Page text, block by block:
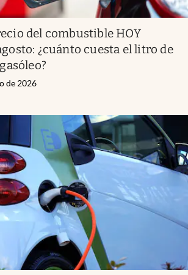
del combustible HOY
¿cuánto cuesta el litro de
de 2026